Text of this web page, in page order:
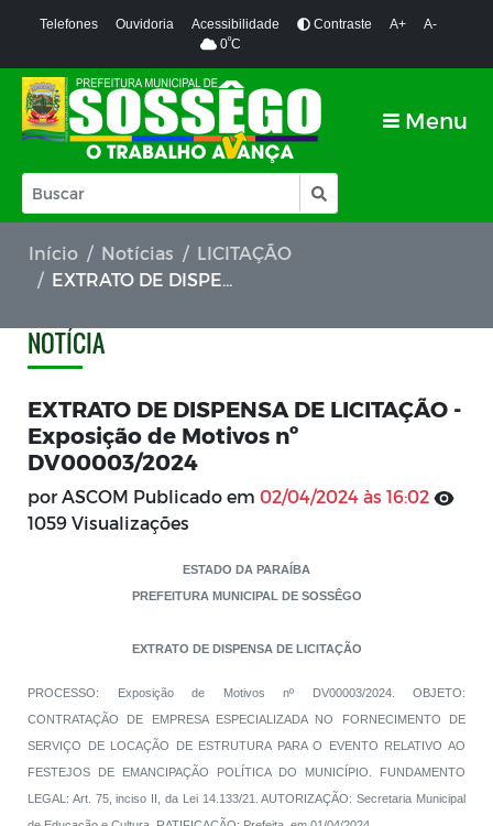
Telefones Ouvidoria Acessibilidade Contraste A+
A-
0ºC
Menu
Início Notícias
LICITAÇÃO
EXTRATO DE DISPENSA DE LICITAÇÃO - Exposição de Motivos nº DV00003/2024
NOTÍCIA
EXTRATO DE DISPENSA DE LICITAÇÃO -
Exposição de Motivos nº
DV00003/2024
por ASCOM Publicado em 02/04/2024 às 16:02
1059 Visualizações
ESTADO DA PARAÍBA
PREFEITURA MUNICIPAL DE SOSSÊGO
EXTRATO DE DISPENSA DE LICITAÇÃO
PROCESSO: Exposição de Motivos nº DV00003/2024. OBJETO:
CONTRATAÇÃO DE EMPRESA ESPECIALIZADA NO FORNECIMENTO DE
SERVIÇO DE LOCAÇÃO DE ESTRUTURA PARA O EVENTO RELATIVO AO
FESTEJOS DE EMANCIPAÇÃO POLÍTICA DO MUNICÍPIO. FUNDAMENTO
LEGAL: Art. 75, inciso II, da Lei 14.133/21. AUTORIZAÇÃO: Secretaria Municipal